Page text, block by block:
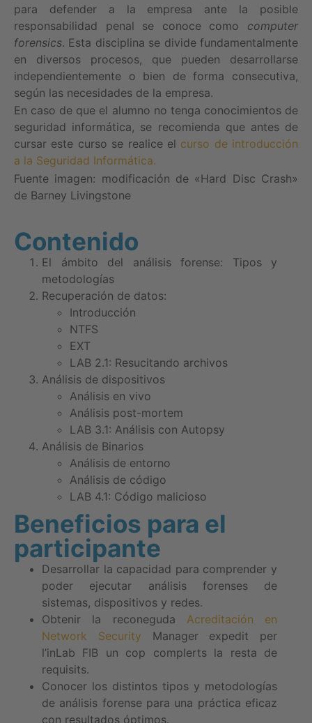
para defender a la empresa ante la posible
responsabilidad penal se conoce como computer
forensics. Esta disciplina se divide fundamentalmente
en diversos procesos, que pueden desarrollarse
independientemente o bien de forma consecutiva,
según las necesidades de la empresa.
En caso de que el alumno no tenga conocimientos de
seguridad informática, se recomienda que antes de
cursar este curso se realice el curso de introducción
a la Seguridad Informática.
Fuente imagen: modificación de «Hard Disc Crash»
de Barney Livingstone
Contenido
El ámbito del análisis forense: Tipos y
metodologías
Recuperación de datos:
Introducción
NTFS
EXT
LAB 2.1: Resucitando archivos
Análisis de dispositivos
Análisis en vivo
Análisis post-mortem
LAB 3.1: Análisis con Autopsy
Análisis de Binarios
Análisis de entorno
Análisis de código
LAB 4.1: Código malicioso
Beneficios para el
participante
Desarrollar la capacidad para comprender y
poder ejecutar análisis forenses de
sistemas, dispositivos y redes.
Obtenir la reconeguda Acreditación en
Network Security Manager expedit per
l’inLab FIB un cop complerts la resta de
requisits.
Conocer los distintos tipos y metodologías
de análisis forense para una práctica eficaz
con resultados óptimos.